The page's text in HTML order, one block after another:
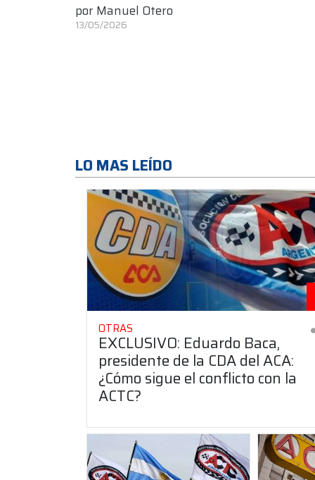
por Manuel Otero
13/05/2026
LO MAS LEÍDO
OTRAS
EXCLUSIVO: Eduardo Baca,
presidente de la CDA del ACA:
¿Cómo sigue el conflicto con la
ACTC?